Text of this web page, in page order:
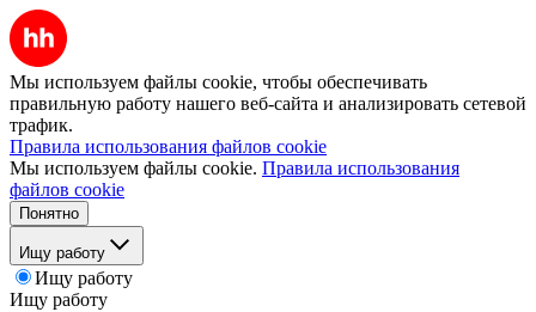
Мы используем файлы cookie, чтобы обеспечивать
правильную работу нашего веб-сайта и анализировать сетевой
трафик.
Правила использования файлов cookie
Мы используем файлы cookie. Правила использования
файлов cookie
Понятно
Ищу работу
Ищу работу
Ищу работу